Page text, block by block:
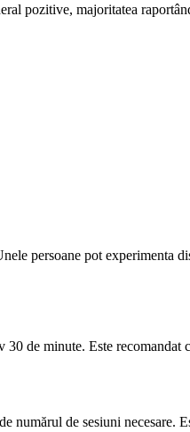
pozitive, majoritatea
persoane pot experimenta
30 de minute. Este recomandat
numărul de sesiuni